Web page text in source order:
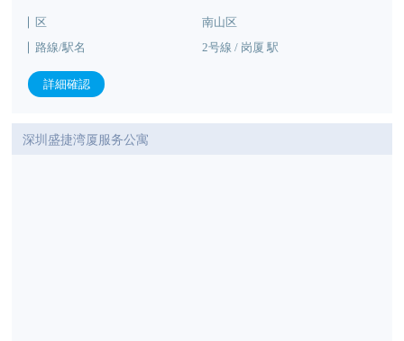
区
南山区
路線/駅名
2号線 / 岗厦 駅
詳細確認
深圳盛捷湾厦服务公寓